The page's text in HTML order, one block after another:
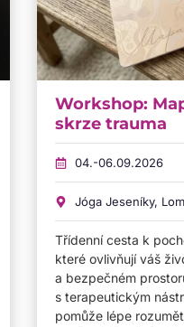
Workshop:
skrze trauma
04.-06.09.2026
Jóga Jeseníky,
Třídenní cesta k
které ovlivňují váš
a bezpečném
s terapeutickým
pomůže lépe